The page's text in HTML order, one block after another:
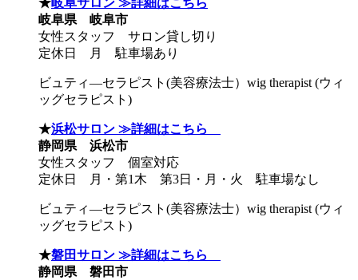
岐阜県 岐阜市
女性スタッフ サロン貸し切り
定休日 月 駐車場あり
ビュティ―セラピスト(美容療法士）wig therapist (ウィ
ッグセラピスト)
★浜松サロン ≫詳細はこちら
静岡県 浜松市
女性スタッフ 個室対応
定休日 月・第1木 第3日・月・火 駐車場なし
ビュティ―セラピスト(美容療法士）wig therapist (ウィ
ッグセラピスト)
★磐田サロン ≫詳細はこちら
静岡県 磐田市